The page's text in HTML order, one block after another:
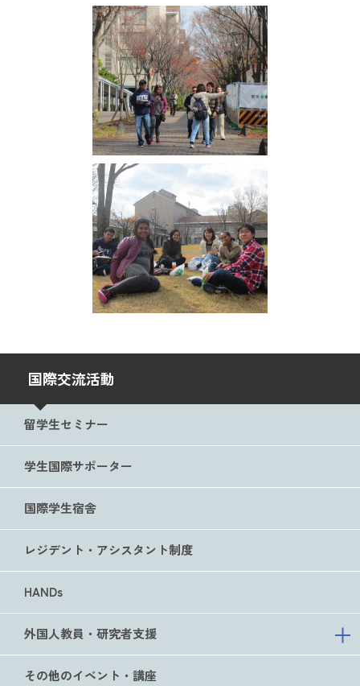
国際交流活動
留学生セミナー
学生国際サポーター
国際学生宿舎
レジデント・アシスタント制度
HANDs
外国人教員・研究者支援
その他のイベント・講座